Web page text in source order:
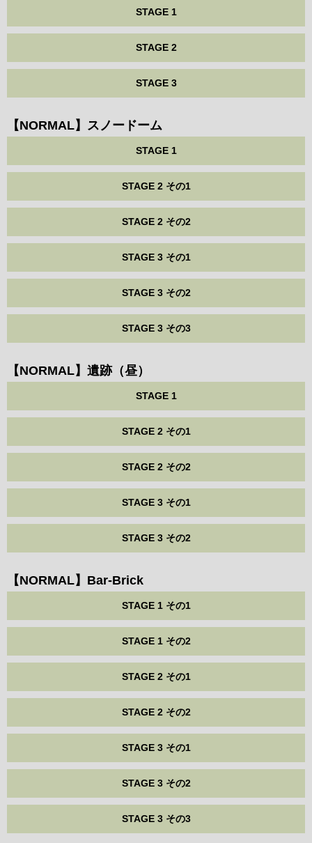
STAGE 1
STAGE 2
STAGE 3
【NORMAL】スノードーム
STAGE 1
STAGE 2 その1
STAGE 2 その2
STAGE 3 その1
STAGE 3 その2
STAGE 3 その3
【NORMAL】遺跡（昼）
STAGE 1
STAGE 2 その1
STAGE 2 その2
STAGE 3 その1
STAGE 3 その2
【NORMAL】Bar-Brick
STAGE 1 その1
STAGE 1 その2
STAGE 2 その1
STAGE 2 その2
STAGE 3 その1
STAGE 3 その2
STAGE 3 その3